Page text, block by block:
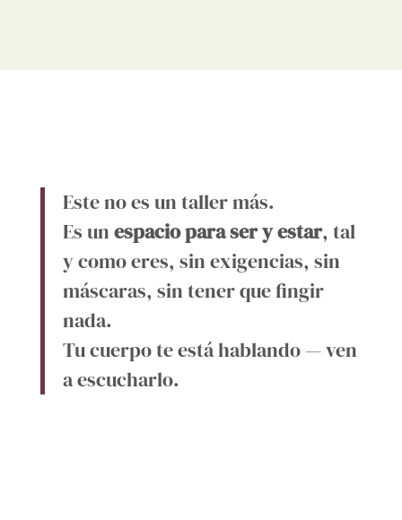
Este no es un taller más.
Es un espacio para ser y estar, tal
y como eres, sin exigencias, sin
máscaras, sin tener que fingir
nada.
Tu cuerpo te está hablando — ven
a escucharlo.